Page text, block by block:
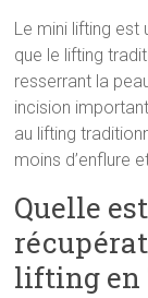
Le mini lifting est
que le lifting
resserrant la
incision
au lifting
moins d’enflure
Quelle
lifting en